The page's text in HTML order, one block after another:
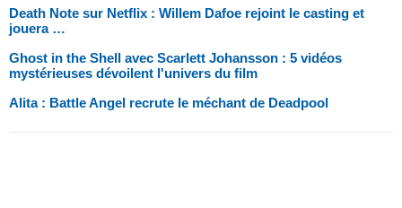
Death Note sur Netflix : Willem Dafoe rejoint le casting et
jouera …
Ghost in the Shell avec Scarlett Johansson : 5 vidéos
mystérieuses dévoilent l'univers du film
Alita : Battle Angel recrute le méchant de Deadpool